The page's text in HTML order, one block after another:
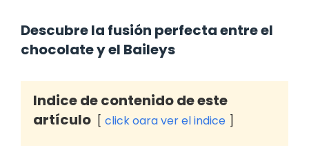
Descubre la fusión perfecta entre el
chocolate y el Baileys
Indice de contenido de este
artículo
click oara ver el indice